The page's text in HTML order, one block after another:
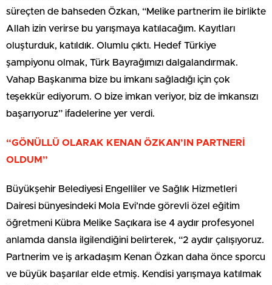
süreçten de bahseden Özkan, “Melike partnerim ile birlikte
Allah izin verirse bu yarışmaya katılacağım. Kayıtları
oluşturduk, katıldık. Olumlu çıktı. Hedef Türkiye
şampiyonu olmak, Türk Bayrağımızı dalgalandırmak.
Vahap Başkanıma bize bu imkanı sağladığı için çok
teşekkür ediyorum. O bize imkan veriyor, biz de imkansızı
başarıyoruz” ifadelerine yer verdi.
“GÖNÜLLÜ OLARAK KENAN ÖZKAN’IN PARTNERİ
OLDUM”
Büyükşehir Belediyesi Engelliler ve Sağlık Hizmetleri
Dairesi bünyesindeki Mola Evi’nde görevli özel eğitim
öğretmeni Kübra Melike Saçıkara ise 4 aydır profesyonel
anlamda dansla ilgilendiğini belirterek, “2 aydır çalışıyoruz.
Partnerim ve iş arkadaşım Kenan Özkan daha önce sporcu
ve büyük başarılar elde etmiş. Kendisi yarışmaya katılmak